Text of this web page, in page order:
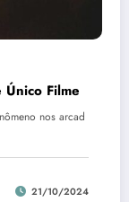
Filme
nos arcad
21/10/2024